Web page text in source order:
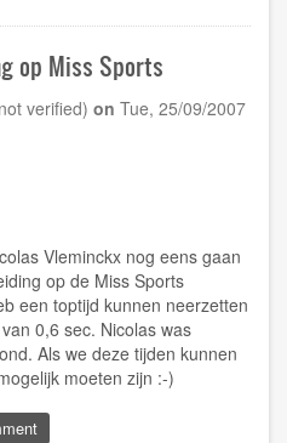
op Miss Sports
verified) on Tue, 25/09/2007
Vleminckx nog eens gaan
op de Miss Sports
een toptijd kunnen neerzetten
0,6 sec. Nicolas was
Als we deze tijden kunnen
moeten zijn :-)